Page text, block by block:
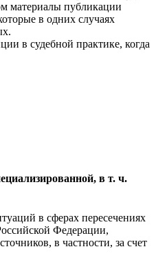
материалы публикации
в одних случаях
в судебной практике, когда
в т. ч.
в сферах пересечениях
Федерации,
в частности, за счет